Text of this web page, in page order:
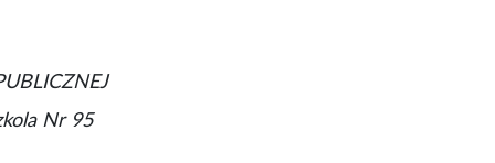
Nr 95